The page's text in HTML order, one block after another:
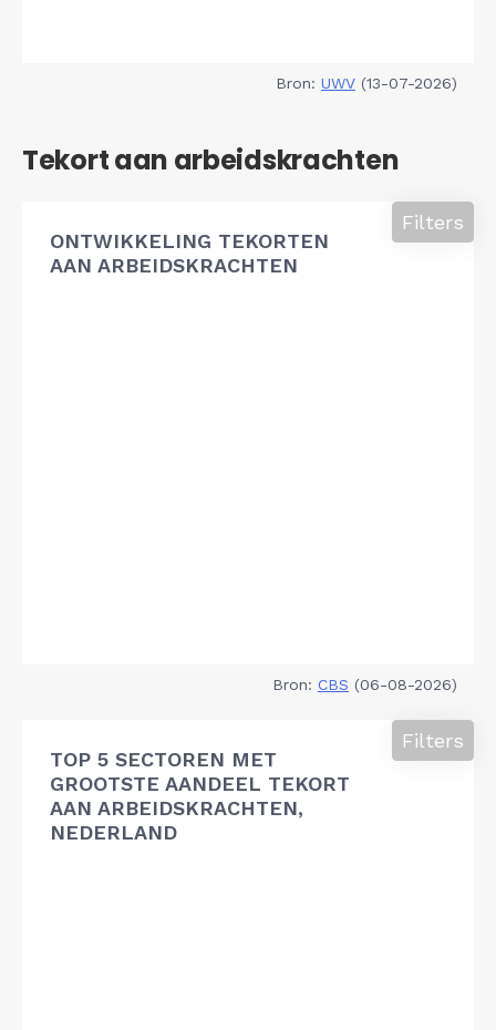
Bron: UWV (13-07-2026)
Tekort aan arbeidskrachten
ONTWIKKELING TEKORTEN
AAN ARBEIDSKRACHTEN
Filters
Bron: CBS (06-08-2026)
TOP 5 SECTOREN MET
GROOTSTE AANDEEL TEKORT
AAN ARBEIDSKRACHTEN,
NEDERLAND
Filters